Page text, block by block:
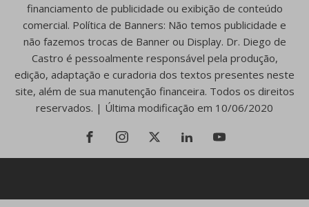
financiamento de publicidade ou exibição de conteúdo
comercial. Política de Banners: Não temos publicidade e
não fazemos trocas de Banner ou Display. Dr. Diego de
Castro é pessoalmente responsável pela produção,
edição, adaptação e curadoria dos textos presentes neste
site, além de sua manutenção financeira. Todos os direitos
reservados. | Última modificação em 10/06/2020